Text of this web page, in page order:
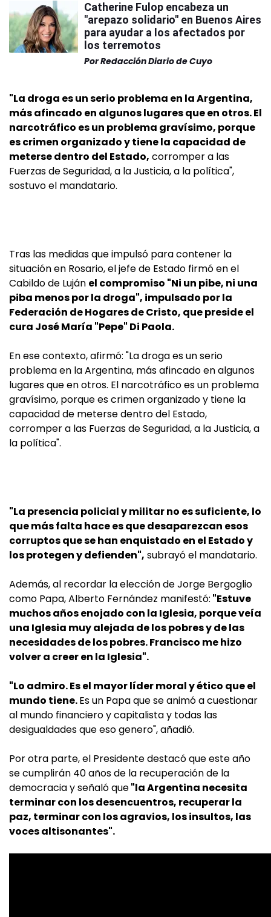
Catherine Fulop encabeza un
"arepazo solidario" en Buenos Aires
para ayudar a los afectados por
los terremotos
PorRedacción Diario de Cuyo
"La droga es un serio problema en la Argentina,
más afincado en algunos lugares que en otros. El
narcotráfico es un problema gravísimo, porque
es crimen organizado y tiene la capacidad de
meterse dentro del Estado, corromper a las
Fuerzas de Seguridad, a la Justicia, a la política",
sostuvo el mandatario.
Tras las medidas que impulsó para contener la
situación en Rosario, el jefe de Estado firmó en el
Cabildo de Luján el compromiso "Ni un pibe, ni una
piba menos por la droga", impulsado por la
Federación de Hogares de Cristo, que preside el
cura José María "Pepe" Di Paola.
En ese contexto, afirmó: "La droga es un serio
problema en la Argentina, más afincado en algunos
lugares que en otros. El narcotráfico es un problema
gravísimo, porque es crimen organizado y tiene la
capacidad de meterse dentro del Estado,
corromper a las Fuerzas de Seguridad, a la Justicia, a
la política".
"La presencia policial y militar no es suficiente, lo
que más falta hace es que desaparezcan esos
corruptos que se han enquistado en el Estado y
los protegen y defienden", subrayó el mandatario.
Además, al recordar la elección de Jorge Bergoglio
como Papa, Alberto Fernández manifestó: "Estuve
muchos años enojado con la Iglesia, porque veía
una Iglesia muy alejada de los pobres y de las
necesidades de los pobres. Francisco me hizo
volver a creer en la Iglesia".
"Lo admiro. Es el mayor líder moral y ético que el
mundo tiene.Es un Papa que se animó a cuestionar
al mundo financiero y capitalista y todas las
desigualdades que eso genero", añadió.
Por otra parte, el Presidente destacó que este año
se cumplirán 40 años de la recuperación de la
democracia y señaló que"la Argentina necesita
terminar con los desencuentros, recuperar la
paz, terminar con los agravios, los insultos, las
voces altisonantes".